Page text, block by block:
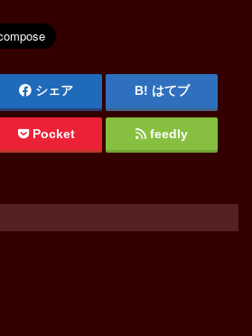
シェア はてブ
Pocket feedly